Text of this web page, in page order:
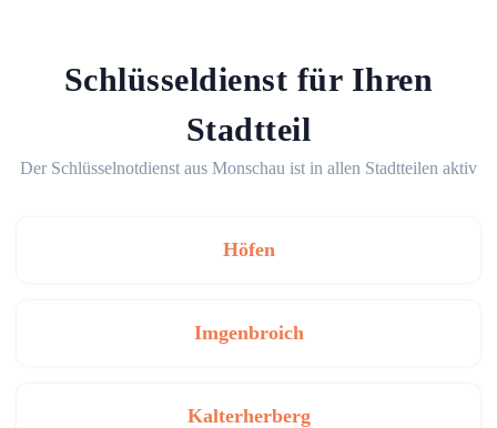
Schlüsseldienst für Ihren
Stadtteil
Der Schlüsselnotdienst aus Monschau ist in allen Stadtteilen aktiv
Höfen
Imgenbroich
Kalterherberg